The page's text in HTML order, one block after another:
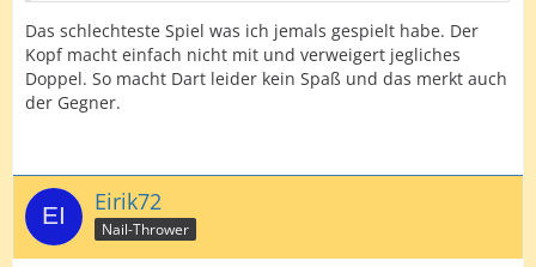
Das schlechteste Spiel was ich jemals gespielt habe. Der
Kopf macht einfach nicht mit und verweigert jegliches
Doppel. So macht Dart leider kein Spaß und das merkt auch
der Gegner.
Eirik72
Nail-Thrower